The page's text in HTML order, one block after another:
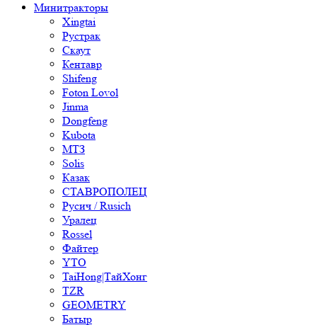
Минитракторы
Xingtai
Рустрак
Скаут
Кентавр
Shifeng
Foton Lovol
Jinma
Dongfeng
Kubota
МТЗ
Solis
Казак
СТАВРОПОЛЕЦ
Русич / Rusich
Уралец
Rossel
Файтер
YTO
TaiHong|ТайХонг
TZR
GEOMETRY
Батыр